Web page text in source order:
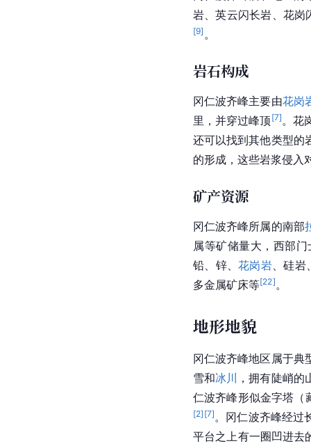
岩 、英云闪长岩、 花岗
[9] 。
岩石构成
冈仁波齐峰主要由花岗
里，并穿过峰顶 [7] 。花
还可以找到其他类型的
的形成，这些岩浆侵入
矿产资源
冈仁波齐峰所属的南部
属等矿储量大，西部
铅、锌、花岗岩 、硅岩
多金属矿床等[22] 。
地形地貌
冈仁波齐峰地区属于典
雪和冰川 ，拥有陡峭
仁波齐峰形似金字塔（
[2] [7] 。冈仁波齐峰经过
平台之上有一圈凹进去